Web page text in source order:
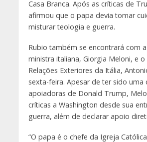
Casa Branca. Após as críticas de
afirmou que o papa devia tomar
misturar teologia e guerra.
Rubio também se encontrará com
ministra italiana, Giorgia Meloni, e
Relações Exteriores da Itália,
sexta-feira. Apesar de ter sido uma
apoiadoras de Donald Trump,
críticas a Washington desde sua
guerra, além de declarar apoio
“O papa é o chefe da Igreja